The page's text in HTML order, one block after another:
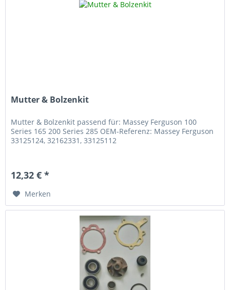
Mutter & Bolzenkit
Mutter & Bolzenkit passend für: Massey Ferguson 100
Series 165 200 Series 285 OEM-Referenz: Massey Ferguson
33125124, 32162331, 33125112
12,32 € *
Merken